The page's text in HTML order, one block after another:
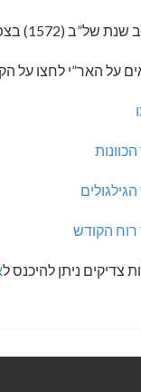
בחלקת הקברים של מקובלי צפת הגדולים.
על האר”י לחצו על
רוח הקודש
צדיקים ניתן להיכנס ל